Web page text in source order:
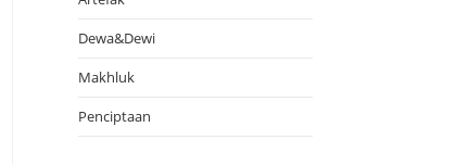
Dewa&Dewi
Makhluk
Penciptaan